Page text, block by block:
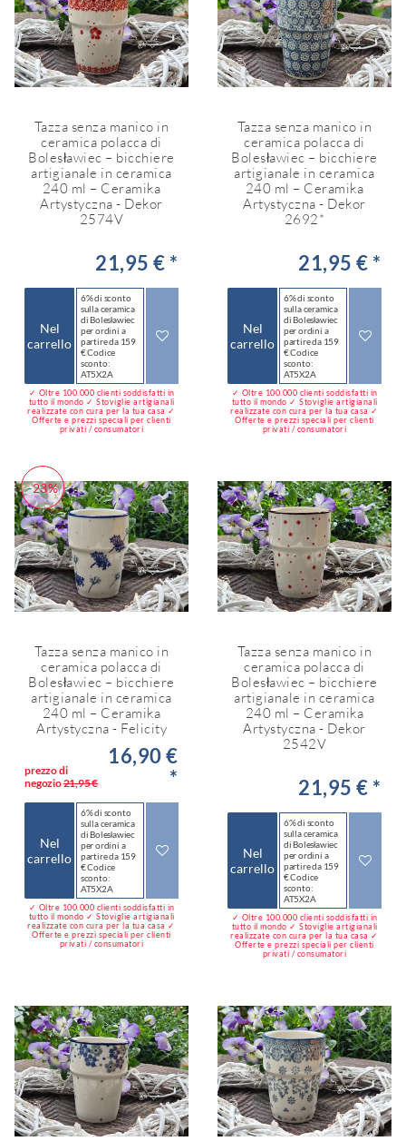
Tazza senza manico in
ceramica polacca di
Bolesławiec – bicchiere
artigianale in ceramica
240 ml – Ceramika
Artystyczna - Dekor
2574V
21,95 € *
Nel
carrello
6% di sconto
sulla ceramica
di Bolesławiec
per ordini a
partire da 159
€ Codice
sconto:
AT5X2A
✓ Oltre 100.000 clienti soddisfatti in
tutto il mondo ✓ Stoviglie artigianali
realizzate con cura per la tua casa ✓
Offerte e prezzi speciali per clienti
privati / consumatori
Tazza senza manico in
ceramica polacca di
Bolesławiec – bicchiere
artigianale in ceramica
240 ml – Ceramika
Artystyczna - Dekor
2692*
21,95 € *
Nel
carrello
6% di sconto
sulla ceramica
di Bolesławiec
per ordini a
partire da 159
€ Codice
sconto:
AT5X2A
✓ Oltre 100.000 clienti soddisfatti in
tutto il mondo ✓ Stoviglie artigianali
realizzate con cura per la tua casa ✓
Offerte e prezzi speciali per clienti
privati / consumatori
-23%
Tazza senza manico in
ceramica polacca di
Bolesławiec – bicchiere
artigianale in ceramica
240 ml – Ceramika
Artystyczna - Felicity
prezzo di
negozio21,95 €
16,90 €
*
Nel
carrello
6% di sconto
sulla ceramica
di Bolesławiec
per ordini a
partire da 159
€ Codice
sconto:
AT5X2A
✓ Oltre 100.000 clienti soddisfatti in
tutto il mondo ✓ Stoviglie artigianali
realizzate con cura per la tua casa ✓
Offerte e prezzi speciali per clienti
privati / consumatori
Tazza senza manico in
ceramica polacca di
Bolesławiec – bicchiere
artigianale in ceramica
240 ml – Ceramika
Artystyczna - Dekor
2542V
21,95 € *
Nel
carrello
6% di sconto
sulla ceramica
di Bolesławiec
per ordini a
partire da 159
€ Codice
sconto:
AT5X2A
✓ Oltre 100.000 clienti soddisfatti in
tutto il mondo ✓ Stoviglie artigianali
realizzate con cura per la tua casa ✓
Offerte e prezzi speciali per clienti
privati / consumatori